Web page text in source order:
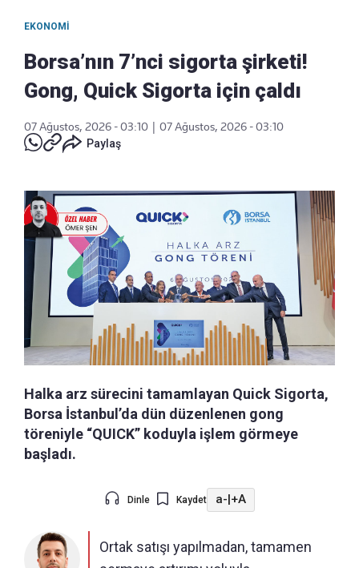
EKONOMI
Borsa’nın 7’nci sigorta şirketi!
Gong, Quick Sigorta için çaldı
07 Ağustos, 2026 - 03:10 | 07 Ağustos, 2026 - 03:10
Paylaş
Halka arz sürecini tamamlayan Quick Sigorta,
Borsa İstanbul’da dün düzenlenen gong
töreniyle “QUICK” koduyla işlem görmeye
başladı.
Dinle Kaydet a-|+A
Ortak satışı yapılmadan, tamamen